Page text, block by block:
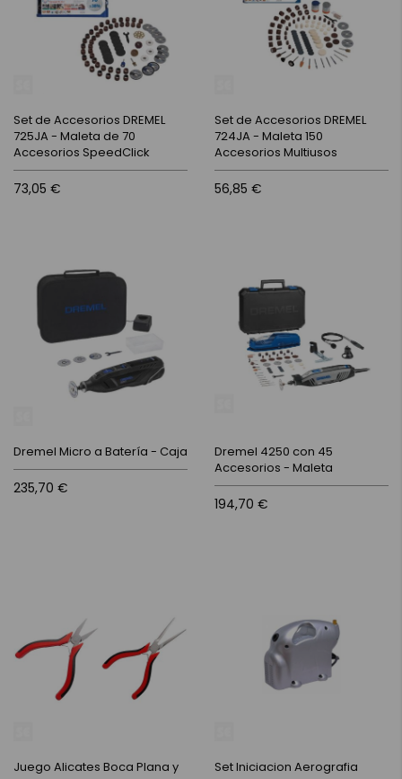
Set de Accesorios DREMEL
725JA - Maleta de 70
Accesorios SpeedClick
73,05 €
Set de Accesorios DREMEL
724JA - Maleta 150
Accesorios Multiusos
56,85 €
Dremel Micro a Batería - Caja
235,70 €
Dremel 4250 con 45
Accesorios - Maleta
194,70 €
Juego Alicates Boca Plana y
Set Iniciacion Aerografia